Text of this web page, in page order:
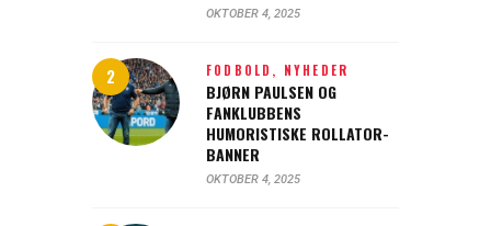
OKTOBER 4, 2025
FODBOLD, NYHEDER
BJØRN PAULSEN OG
FANKLUBBENS
HUMORISTISKE ROLLATOR-
BANNER
OKTOBER 4, 2025